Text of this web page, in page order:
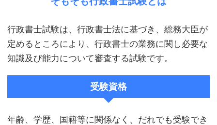
行政書士試験は、行政書士法に基づき、総務大臣が
定めるところにより、行政書士の業務に関し必要な
知識及び能力について審査する試験です。
受験資格
年齢、学歴、国籍等に関係なく、だれでも受験でき